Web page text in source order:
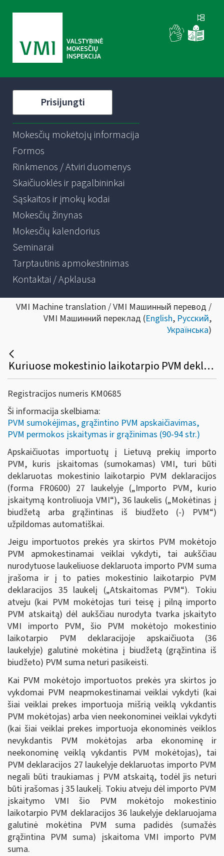
Prisijungti
Mokesčių mokėtojų informacija
Formos
Rinkmenos / Atviri duomenys
Skaičiuoklės ir pagalbininkai
Sąskaitos ir įmokų kodai
Mokesčių žinynas
Mokesčių kalendorius
Seminarai
Tarptautinis apmokestinimas
Kontaktai / Apklausa
VMI Machine translation / VMI Машинный перевод /
VMI Машинний переклад (English, Русский,
Українська)
Kuriuose mokestinio laikotarpio PVM deklaracijos laukeliuose turi būti deklaruotas importo PVM, kuris įskaitomas (sumokamas) VMI?
Registracijos numeris KM0685
Ši informacija skelbiama:
PVM sumokėjimas, grąžintino PVM apskaičiavimas,
PVM permokos įskaitymas ir grąžinimas (90-94 str.)
Apskaičiuotas importuotų į Lietuvą prekių importo
PVM, kuris įskaitomas (sumokamas) VMI, turi būti
deklaruotas mokestinio laikotarpio PVM deklaracijos
(forma FR0600) 27 laukelyje („Importo PVM, kurio
įskaitymą kontroliuoja VMI“), 36 laukelis („Mokėtinas į
biudžetą arba grąžintinas iš biudžeto (-) PVM“)
užpildomas automatiškai.
Jeigu importuotos prekės yra skirtos PVM mokėtojo
PVM apmokestinamai veiklai vykdyti, tai aukščiau
nurodytuose laukeliuose deklaruota importo PVM suma
įrašoma ir į to paties mokestinio laikotarpio PVM
deklaracijos 35 laukelį („Atskaitomas PVM“). Tokiu
atveju (kai PVM mokėtojas turi teisę į pilną importo
PVM atskaitą) dėl aukščiau nurodyta tvarka įskaityto
VMI importo PVM, šio PVM mokėtojo mokestinio
laikotarpio PVM deklaracijoje apskaičiuota (36
laukelyje) galutinė mokėtina į biudžetą (grąžintina iš
biudžeto) PVM suma neturi pasikeisti.
Kai PVM mokėtojo importuotos prekės yra skirtos jo
vykdomai PVM neapmokestinamai veiklai vykdyti (kai
šiai veiklai prekes importuoja mišrią veiklą vykdantis
PVM mokėtojas) arba vien neekonominei veiklai vykdyti
(kai šiai veiklai prekes importuoja ekonominės veiklos
nevykdantis PVM mokėtojas arba ekonominę ir
neekonominę veiklą vykdantis PVM mokėtojas), tai
PVM deklaracijos 27 laukelyje deklaruotas importo PVM
negali būti traukiamas į PVM atskaitą, todėl jis neturi
būti įrašomas į 35 laukelį. Tokiu atveju dėl importo PVM
įskaitymo VMI šio PVM mokėtojo mokestinio
laikotarpio PVM deklaracijos 36 laukelyje deklaruojama
galutinė mokėtina PVM suma padidės (sumažės
grąžintina PVM suma) įskaitoma VMI importo PVM
suma.